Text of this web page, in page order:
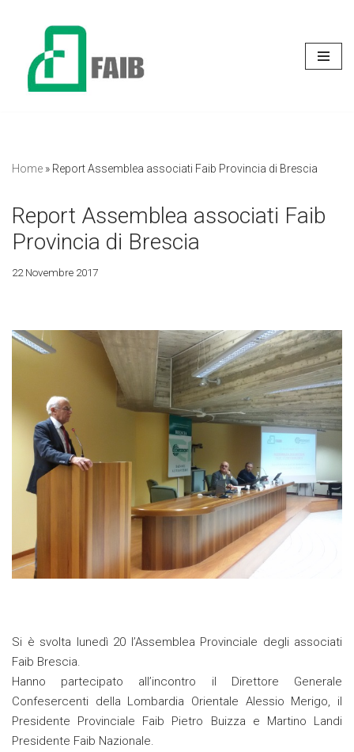
contenuto
Home » Report Assemblea associati Faib Provincia di Brescia
Report Assemblea associati Faib
Provincia di Brescia
22 Novembre 2017
Si è svolta lunedì 20 l’Assemblea Provinciale degli associati
Faib Brescia.
Hanno partecipato all’incontro il Direttore Generale
Confesercenti della Lombardia Orientale Alessio Merigo, il
Presidente Provinciale Faib Pietro Buizza e Martino Landi
Presidente Faib Nazionale.